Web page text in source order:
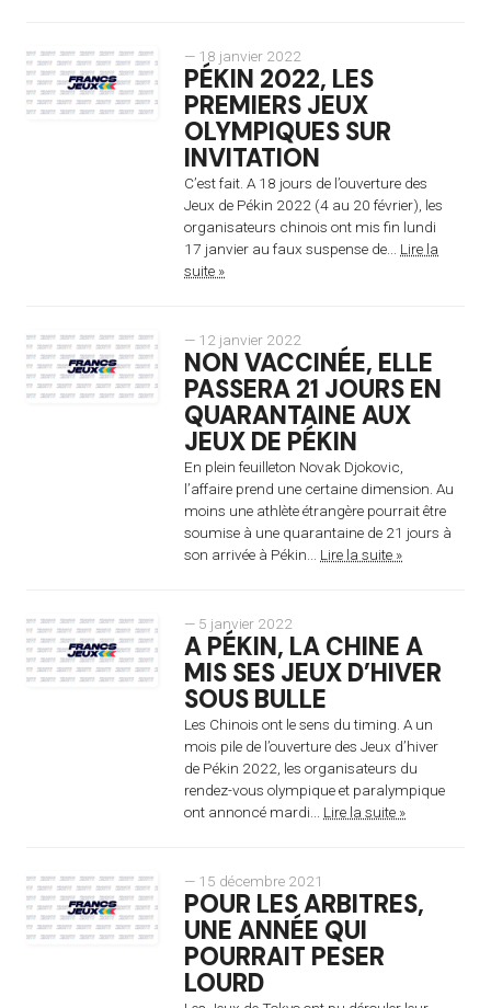
— 18 janvier 2022
PÉKIN 2022, LES
PREMIERS JEUX
OLYMPIQUES SUR
INVITATION
C’est fait. A 18 jours de l’ouverture des
Jeux de Pékin 2022 (4 au 20 février), les
organisateurs chinois ont mis fin lundi
17 janvier au faux suspense de... Lire la
suite »
— 12 janvier 2022
NON VACCINÉE, ELLE
PASSERA 21 JOURS EN
QUARANTAINE AUX
JEUX DE PÉKIN
En plein feuilleton Novak Djokovic,
l’affaire prend une certaine dimension. Au
moins une athlète étrangère pourrait être
soumise à une quarantaine de 21 jours à
son arrivée à Pékin... Lire la suite »
— 5 janvier 2022
A PÉKIN, LA CHINE A
MIS SES JEUX D’HIVER
SOUS BULLE
Les Chinois ont le sens du timing. A un
mois pile de l’ouverture des Jeux d’hiver
de Pékin 2022, les organisateurs du
rendez-vous olympique et paralympique
ont annoncé mardi... Lire la suite »
— 15 décembre 2021
POUR LES ARBITRES,
UNE ANNÉE QUI
POURRAIT PESER
LOURD